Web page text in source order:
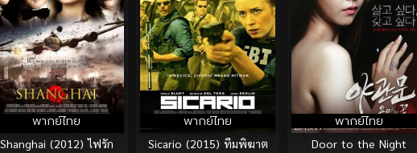
พากย์ไทย
Shanghai (2012) ไฟรัก
พากย์ไทย
Sicario (2015) ทีมพิฆาต
พากย์ไทย
Door to the Night